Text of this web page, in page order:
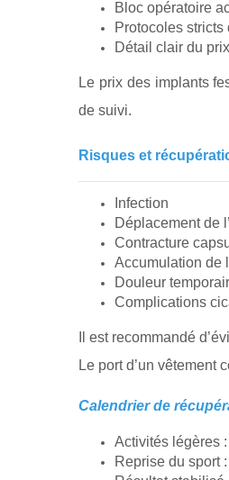
Bloc opératoire
Protocoles stricts
Détail clair du
Le prix des implants
de suivi.
Risques et
Infection
Déplacement de
Contracture
Accumulation de
Douleur
Complications
Il est recommandé
Le port d’un vêtement
Calendrier de
Activités légères
Reprise du sport